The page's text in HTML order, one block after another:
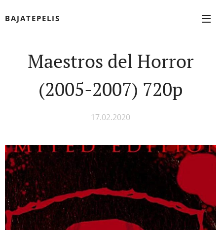
BAJATEPELIS
Maestros del Horror
(2005-2007) 720p
17.02.2020